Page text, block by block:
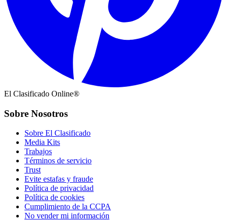
El Clasificado Online®
Sobre Nosotros
Sobre El Clasificado
Media Kits
Trabajos
Términos de servicio
Trust
Evite estafas y fraude
Política de privacidad
Política de cookies
Cumplimiento de la CCPA
No vender mi información